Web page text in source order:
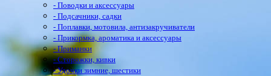
- Поводки и аксессуары
- Подсачники, садки
- Поплавки, мотовила, антизакручиватели
- Прикормка, ароматика и аксессуары
- Приманки
- Сторожки, кивки
- Удочки зимние, шестики